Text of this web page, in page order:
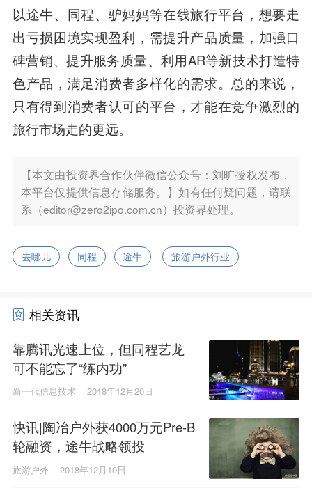
以途牛、同程、驴妈妈等在线旅行平台，想要走
出亏损困境实现盈利，需提升产品质量，加强口
碑营销、提升服务质量、利用AR等新技术打造特
色产品，满足消费者多样化的需求。总的来说，
只有得到消费者认可的平台，才能在竞争激烈的
旅行市场走的更远。
【本文由投资界合作伙伴微信公众号：刘旷授权发布，
本平台仅提供信息存储服务。】如有任何疑问题，请联
系（editor@zero2ipo.com.cn）投资界处理。
去哪儿 同程 途牛 旅游户外行业
相关资讯
靠腾讯光速上位，但同程艺龙
可不能忘了“练内功”
新一代信息技术 2018年12月20日
快讯|陶冶户外获4000万元Pre-B
轮融资，途牛战略领投
旅游户外 2018年12月10日